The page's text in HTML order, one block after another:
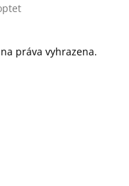
práva vyhrazena.